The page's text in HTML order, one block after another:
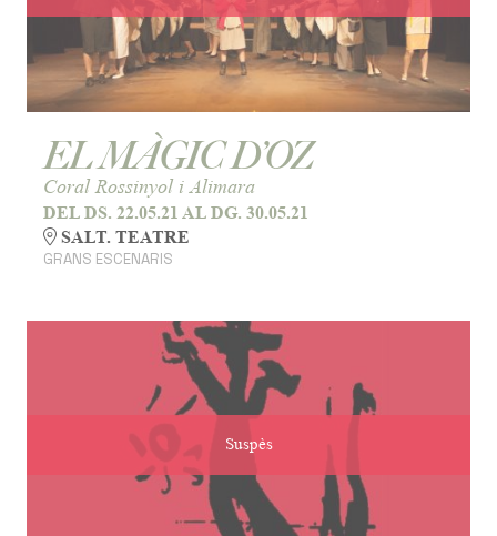
EL MÀGIC D’OZ
Coral Rossinyol i Alimara
DEL DS. 22.05.21 AL DG. 30.05.21
SALT. TEATRE
GRANS ESCENARIS
Suspès